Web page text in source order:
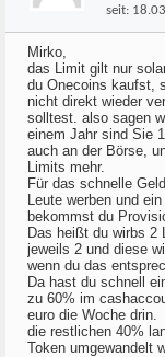
seit:
Mirko,
das Limit gilt nur
du Onecoins kaufst,
nicht direkt wieder
solltest. also sagen
einem Jahr sind Sie
auch an der Börse,
Limits mehr.
Für das schnelle
Leute werben und
bekommst du
Das heißt du wirbs 2
jeweils 2 und diese
wenn du das
Da hast du schnell
zu 60% im
euro die Woche drin.
die restlichen 40%
Token umgewandelt